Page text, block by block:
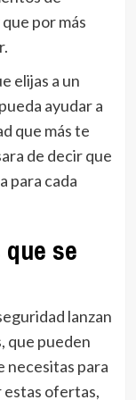
por más
elijas a un
ayudar a
que más te
de decir que
para cada
se
lanzan
que pueden
necesitas para
estas ofertas,